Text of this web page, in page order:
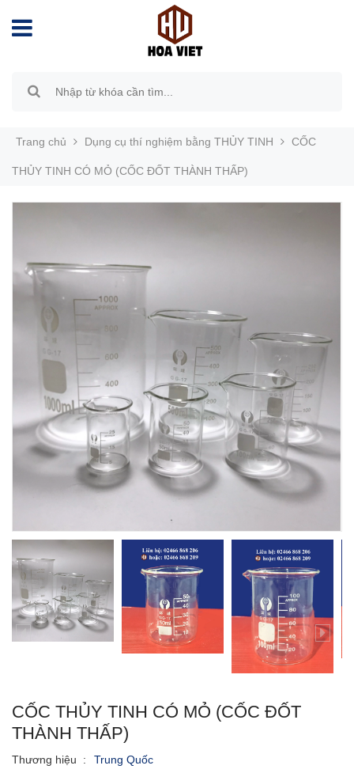
Trang chủ Dụng cụ thí nghiệm bằng THỦY TINH CỐC
THỦY TINH CÓ MỎ (CỐC ĐỐT THÀNH THẤP)
CỐC THỦY TINH CÓ MỎ (CỐC ĐỐT
THÀNH THẤP)
Thương hiệu : Trung Quốc